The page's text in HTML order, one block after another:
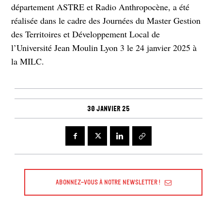
département ASTRE et Radio Anthropocène, a été
réalisée dans le cadre des Journées du Master Gestion
des Territoires et Développement Local de
l’Université Jean Moulin Lyon 3 le 24 janvier 2025 à
la MILC.
30 janvier 25
Abonnez-vous à Notre Newsletter !